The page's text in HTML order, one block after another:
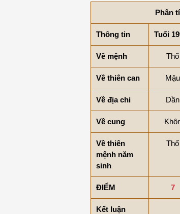
Phân
Thông tin Tuổi
Về mệnh Thổ
Về thiên can Mậu
Về địa chi Dần
Về cung
Về thiên
mệnh năm
sinh
Thổ
ĐIỂM 7
Kết luận